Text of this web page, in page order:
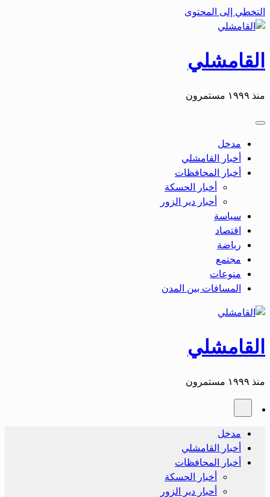
التخطي إلى المحتوى
القامشلي
منذ ١٩٩٩ مستمرون
مدخل
أخبار القامشلي
أخبار المحافظات
أخبار الحسكة
أحبار دير الزور
سياسة
اقتصاد
رياضة
مجتمع
منوعات
المسافات بين المدن
القامشلي
منذ ١٩٩٩ مستمرون
مدخل
أخبار القامشلي
أخبار المحافظات
أخبار الحسكة
أحبار دير الزور